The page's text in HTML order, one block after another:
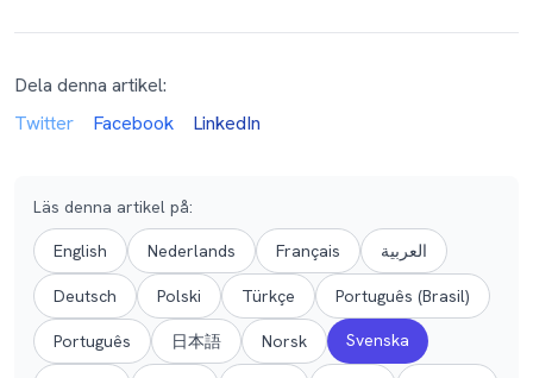
Dela denna artikel:
Twitter
Facebook LinkedIn
Läs denna artikel på:
English Nederlands Français العربية
Deutsch Polski Türkçe Português (Brasil)
Português 日本語 Norsk Svenska